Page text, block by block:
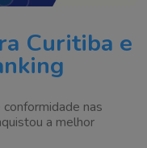
Curitiba e
nas
a melhor